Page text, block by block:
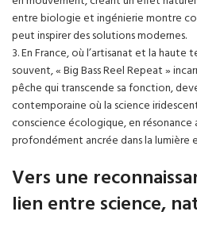
entre biologie et ingénierie montre
peut inspirer des solutions modernes.
3. En France, où l’artisanat et la
souvent, « Big Bass Reel Repeat »
pêche qui transcende sa fonction,
contemporaine où la science
conscience écologique, en résonance
profondément ancrée dans la lumière
Vers une
lien entre science,